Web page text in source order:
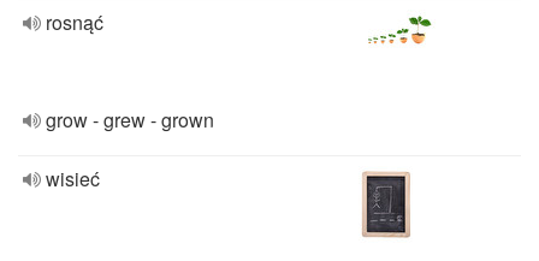
rosnąć
grow - grew - grown
wisieć